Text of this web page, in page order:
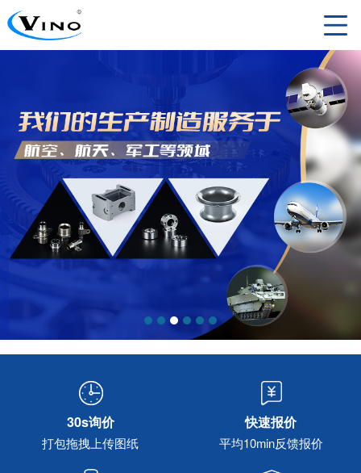
30s询价
打包拖拽上传图纸
快速报价
平均10min反馈报价